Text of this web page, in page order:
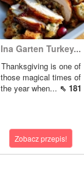
Ina Garten Turkey...
Thanksgiving is one of
those magical times of
the year when... ⇖ 181
Zobacz przepis!